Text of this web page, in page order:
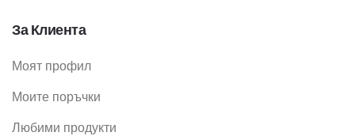
За Клиента
Моят профил
Моите поръчки
Любими продукти